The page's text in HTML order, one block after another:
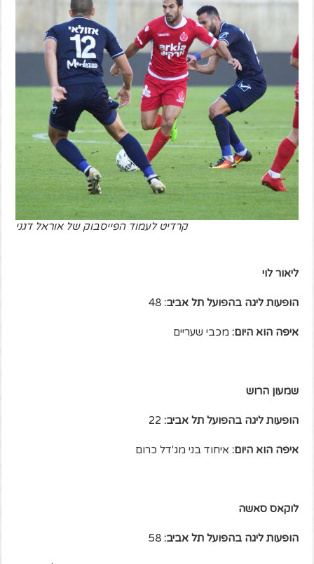
קרדיט לעמוד הפייסבוק של אוראל דגני
ליאור לוי
הופעות ליגה בהפועל תל אביב: 48
איפה הוא היום: מכבי שעריים
שמעון הרוש
הופעות ליגה בהפועל תל אביב:
איפה הוא היום: איחוד בני מג'דל כרום
לוקאס סאשה
הופעות ליגה בהפועל תל אביב: 58